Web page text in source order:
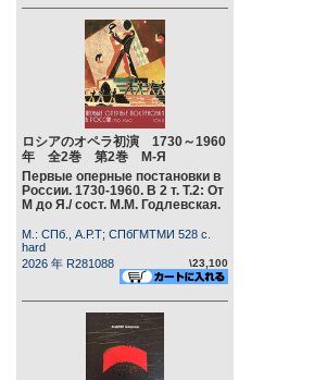
ロシアのオペラ初演 1730～1960
年 全2巻 第2巻 М-Я
Первые оперные постановки в
России. 1730-1960. В 2 т. Т.2: От
М до Я./ сост. М.М. Годлевская.
М.: СПб., А.Р.Т; СПбГМТМИ 528 c.
hard
2026 年 R281088
\23,100